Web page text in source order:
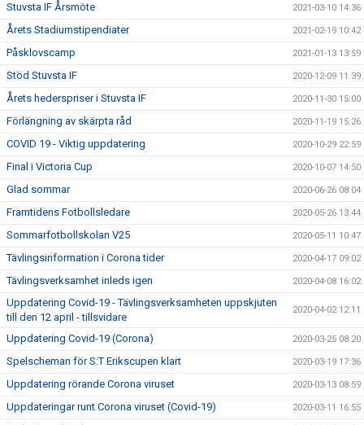
Stuvsta IF Årsmöte 2021-03-10 14:36
Årets Stadiumstipendiater 2021-02-19 10:42
Påsklovscamp 2021-01-13 13:59
Stöd Stuvsta IF 2020-12-09 11:39
Årets hederspriser i Stuvsta IF 2020-11-30 15:00
Förlängning av skärpta råd 2020-11-19 15:26
COVID 19 - Viktig uppdatering 2020-10-29 22:59
Final i Victoria Cup 2020-10-07 14:50
Glad sommar 2020-06-26 08:04
Framtidens Fotbollsledare 2020-05-26 13:44
Sommarfotbollskolan V25 2020-05-11 10:47
Tävlingsinformation i Corona tider 2020-04-17 09:02
Tävlingsverksamhet inleds igen 2020-04-08 16:02
Uppdatering Covid-19 - Tävlingsverksamheten uppskjuten
till den 12 april - tillsvidare
2020-04-02 12:11
Uppdatering Covid-19 (Corona) 2020-03-25 08:20
Spelscheman för S:T Erikscupen klart 2020-03-19 17:36
Uppdatering rörande Corona viruset 2020-03-13 08:59
Uppdateringar runt Corona viruset (Covid-19) 2020-03-11 16:55